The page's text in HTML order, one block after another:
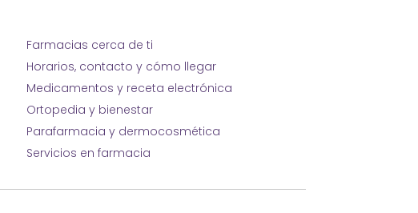
Farmacias cerca de ti
Horarios, contacto y cómo llegar
Medicamentos y receta electrónica
Ortopedia y bienestar
Parafarmacia y dermocosmética
Servicios en farmacia